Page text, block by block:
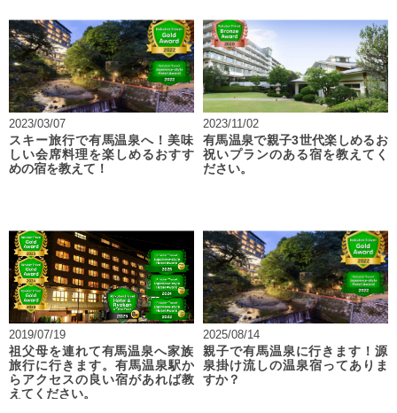
2023/03/07
スキー旅行で有馬温泉へ！美味
しい会席料理を楽しめるおすす
めの宿を教えて！
2023/11/02
有馬温泉で親子3世代楽しめるお
祝いプランのある宿を教えてく
ださい。
2019/07/19
祖父母を連れて有馬温泉へ家族
旅行に行きます。有馬温泉駅か
らアクセスの良い宿があれば教
えてください。
2025/08/14
親子で有馬温泉に行きます！源
泉掛け流しの温泉宿ってありま
すか？